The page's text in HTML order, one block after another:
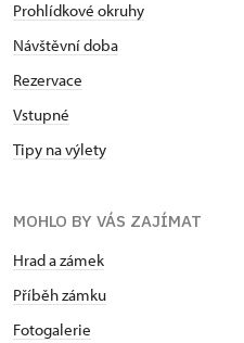
Prohlídkové okruhy
Návštěvní doba
Rezervace
Vstupné
Tipy na výlety
MOHLO BY VÁS ZAJÍMAT
Hrad a zámek
Příběh zámku
Fotogalerie